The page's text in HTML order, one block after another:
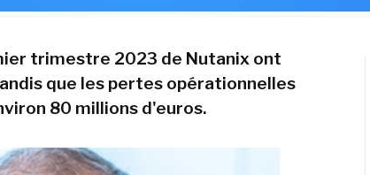
trimestre 2023 de Nutanix ont
que les pertes opérationnelles
80 millions d'euros.